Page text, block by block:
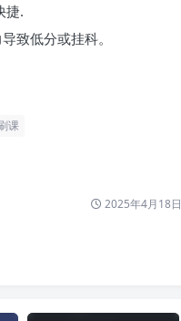
捷.
致低分或挂科。
课
2025年4月18日